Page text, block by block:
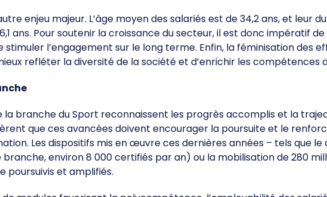
enjeu majeur. L’âge moyen des salariés est de 34,2 ans, et leur
ans. Pour soutenir la croissance du secteur, il est donc impératif
l’engagement sur le long terme. Enfin, la féminisation des
refléter la diversité de la société et d’enrichir les compétences
la branche du Sport reconnaissent les progrès accomplis et la
que ces avancées doivent encourager la poursuite et le
Les dispositifs mis en œuvre ces dernières années – tels que
environ 8 000 certifiés par an) ou la mobilisation de 280
et amplifiés.